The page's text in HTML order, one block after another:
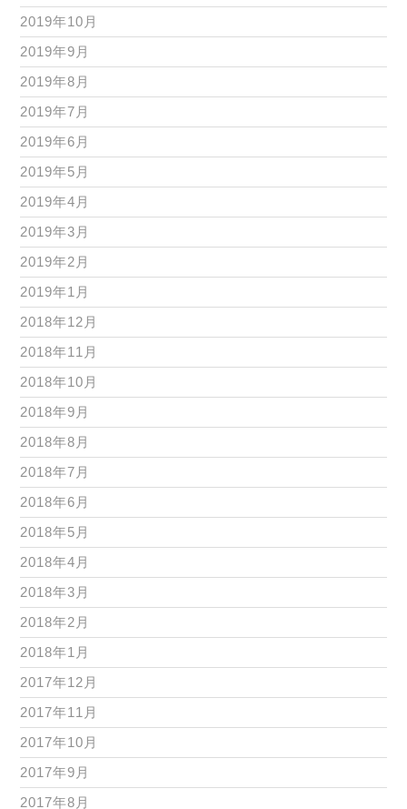
2019年10月
2019年9月
2019年8月
2019年7月
2019年6月
2019年5月
2019年4月
2019年3月
2019年2月
2019年1月
2018年12月
2018年11月
2018年10月
2018年9月
2018年8月
2018年7月
2018年6月
2018年5月
2018年4月
2018年3月
2018年2月
2018年1月
2017年12月
2017年11月
2017年10月
2017年9月
2017年8月